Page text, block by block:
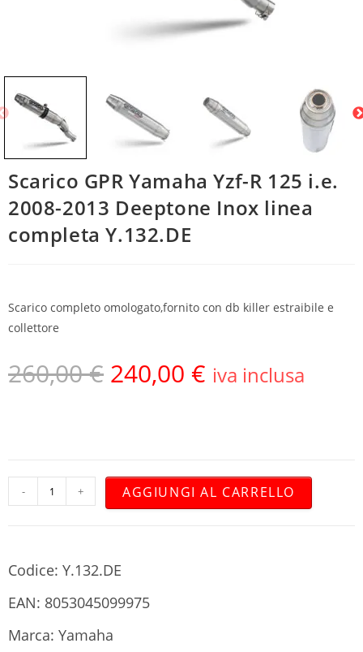
Scarico GPR Yamaha Yzf-R 125 i.e.
2008-2013 Deeptone Inox linea
completa Y.132.DE
Scarico completo omologato,fornito con db killer estraibile e
collettore
260,00€ 240,00 € iva inclusa
- + AGGIUNGI AL CARRELLO
Codice: Y.132.DE
EAN: 8053045099975
Marca: Yamaha